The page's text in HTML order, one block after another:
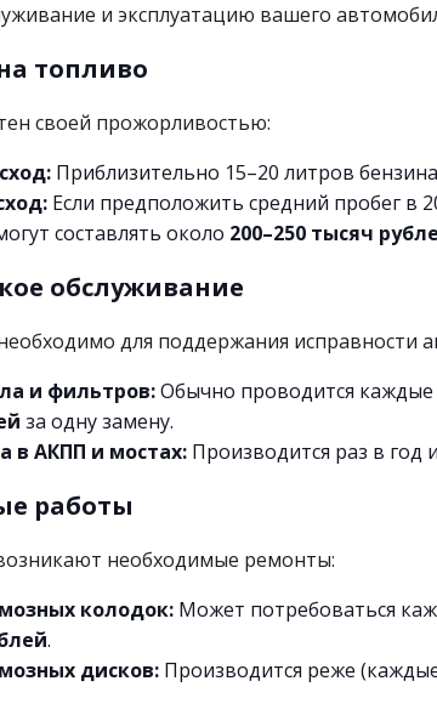
и эксплуатацию вашего
топливо
своей прожорливостью:
Приблизительно 15–20 литров
Если предположить средний пробег в
составлять около 200–250 тысяч
обслуживание
для поддержания исправности
и фильтров:Обычно проводится каждые
за одну замену.
в АКПП и мостах: Производится раз в год
работы
необходимые ремонты:
колодок: Может потребоваться
.
дисков: Производится реже